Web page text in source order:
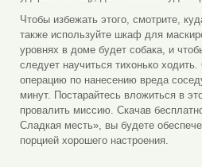
Чтобы избежать этого, смотрите,
также используйте шкаф для
уровнях в доме будет собака, и
следует научиться тихонько
операцию по нанесению вреда
минут. Постарайтесь вложиться в
провалить миссию. Скачав
Сладкая месть», вы будете
порцией хорошего настроения.